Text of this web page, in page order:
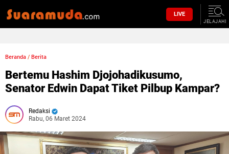
LIVE
JELAJAHI
Beranda / Berita
Bertemu Hashim Djojohadikusumo,
Senator Edwin Dapat Tiket Pilbup Kampar?
Redaksi
Rabu, 06 Maret 2024